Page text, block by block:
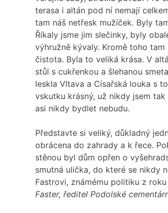
terasa i altán pod ní nemají
tam náš netřesk mužíček. Byly
Říkaly jsme jim slečinky, byly
výhružně kývaly. Kromě toho
čistota. Byla to veliká krása. V
stůl s cukřenkou a šlehanou
leskla Vltava a Císařská louka s
vskutku krásný, už nikdy jsem
asi nikdy bydlet nebudu.
Představte si veliký, důkladný
obrácena do zahrady a k řece.
stěnou byl dům opřen o
smutná ulička, do které se nikdy
Fastrovi, známému politiku z roku
Faster, ředitel Podolské